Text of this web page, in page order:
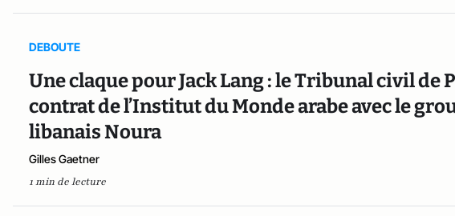
DEBOUTE
Une claque pour Jack Lang : le Tribunal civil de
contrat de l’Institut du Monde arabe avec le
libanais Noura
Gilles Gaetner
1 min de lecture